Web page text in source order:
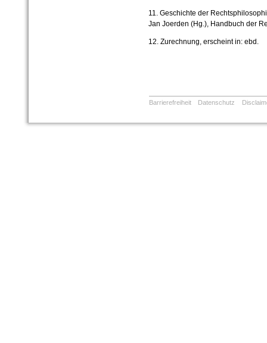
11. Geschichte der
Jan Joerden (Hg.), Handbuch der
12. Zurechnung, erscheint in: ebd.
Barrierefreiheit Datenschutz